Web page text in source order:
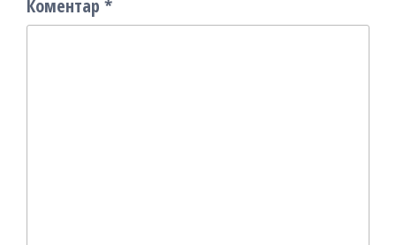
Коментар *